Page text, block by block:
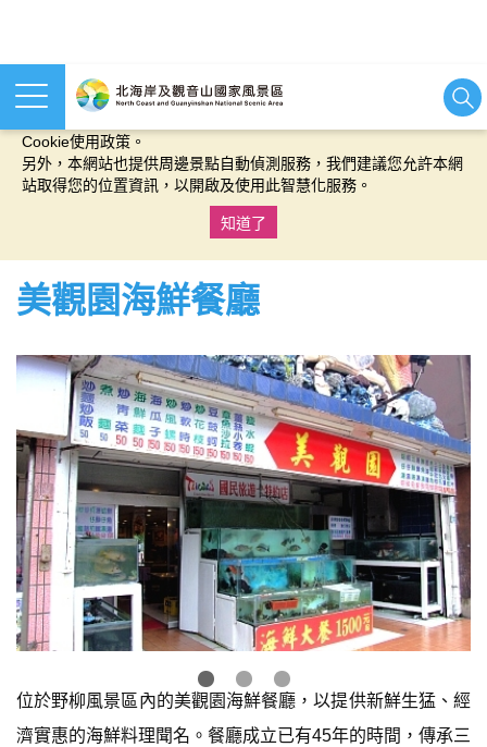
本網站使用cookies等相關技術以持續優化網站服務，並有助於為
Cookie使用政策。
另外，本網站也提供周邊景點自動偵測服務，我們建議您允許本網
站取得您的位置資訊，以開啟及使用此智慧化服務。
知道了
美觀園海鮮餐廳
位於野柳風景區內的美觀園海鮮餐廳，以提供新鮮生猛、經
濟實惠的海鮮料理聞名。餐廳成立已有45年的時間，傳承三